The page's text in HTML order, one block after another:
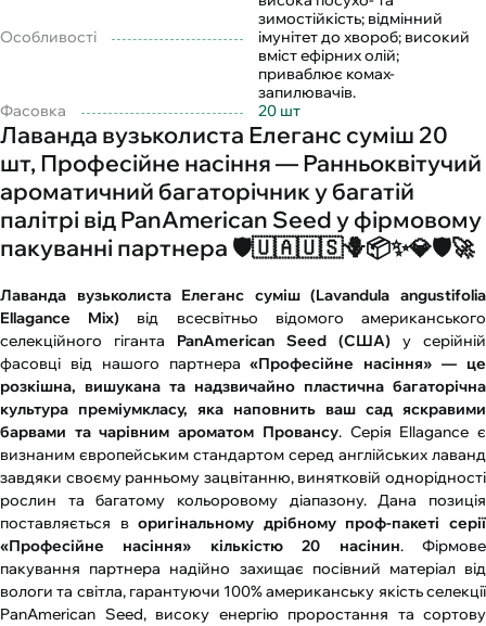
Особливості
зимостійкість; відмінний
імунітет до хвороб; високий
вміст ефірних олій;
приваблює комах-
запилювачів.
Фасовка
20 шт
Лаванда вузьколиста Елеганс суміш 20
шт, Професійне насіння — Ранньоквітучий
ароматичний багаторічник у багатій
палітрі від PanAmerican Seed у фірмовому
пакуванні партнера 🛡️🇺🇦🇺🇸🪻📦✨💎🛡️🚀
Лаванда вузьколиста Елеганс суміш (Lavandula angustifolia
Ellagance Mix) від всесвітньо відомого американського
селекційного гіганта PanAmerican Seed (США) у серійній
фасовці від нашого партнера«Професійне насіння» — це
розкішна, вишукана та надзвичайно пластична багаторічна
культура преміумкласу, яка наповнить ваш сад яскравими
барвами та чарівним ароматом Провансу. Серія Ellagance є
визнаним європейським стандартом серед англійських лаванд
завдяки своєму ранньому зацвітанню, винятковій однорідності
рослин та багатому кольоровому діапазону. Дана позиція
поставляється воригінальному дрібному проф-пакеті серії
«Професійне насіння» кількістю 20 насінин. Фірмове
пакування партнера надійно захищає посівний матеріал від
вологи та світла, гарантуючи 100% американську якість селекції
PanAmerican Seed, високу енергію проростання та сортову